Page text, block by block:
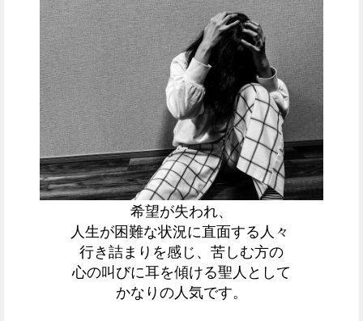
希望が失われ、
人生が困難な状況に直面する人々
行き詰まりを感じ、苦しむ方の
心の叫びに耳を傾ける聖人として
かなりの人気です。